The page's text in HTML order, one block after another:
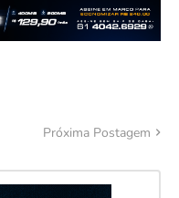
Próxima Postagem